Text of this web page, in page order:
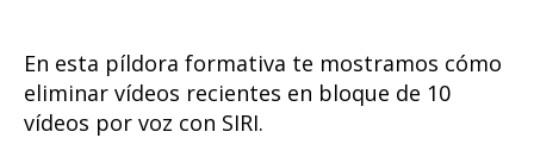
En esta píldora formativa te mostramos cómo
eliminar vídeos recientes en bloque de 10
vídeos por voz con SIRI.